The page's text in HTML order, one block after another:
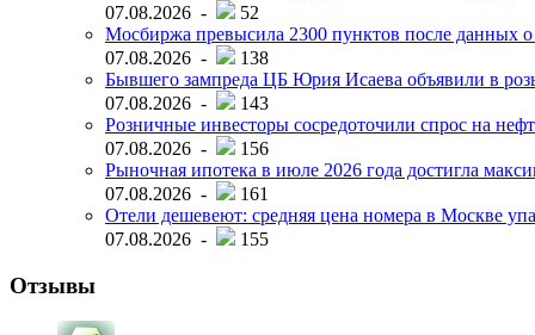
07.08.2026 -
52
Мосбиржа превысила 2300 пунктов после данных
07.08.2026 -
138
Бывшего зампреда ЦБ Юрия Исаева объявили в
07.08.2026 -
143
Розничные инвесторы сосредоточили спрос на
07.08.2026 -
156
Рыночная ипотека в июле 2026 года достигла
07.08.2026 -
161
Отели дешевеют: средняя цена номера в Москве
07.08.2026 -
155
Отзывы